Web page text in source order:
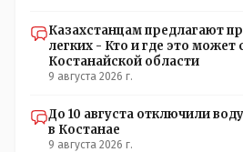
партиями.
Казахстанцам предлагают
легких - Кто и где это может
Костанайской области
9 августа 2026 г.
До 10 августа отключили
в Костанае
9 августа 2026 г.